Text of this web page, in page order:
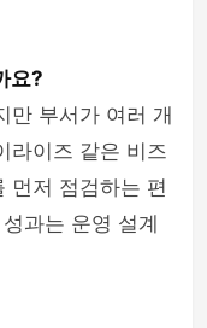
요?
만 부서가 여러 개
라이즈 같은 비즈
먼저 점검하는 편
과는 운영 설계